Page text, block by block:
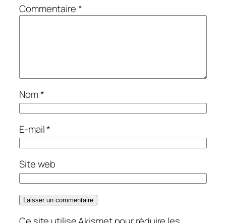
Commentaire*
Nom*
E-mail*
Site web